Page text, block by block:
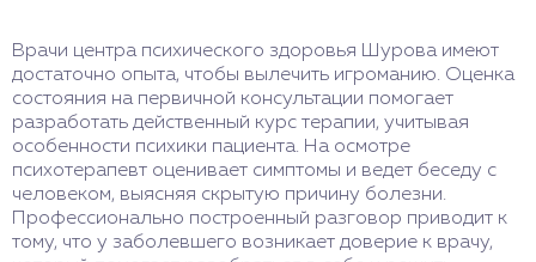
Врачи центра психического здоровья Шурова имеют
достаточно опыта, чтобы вылечить игроманию. Оценка
состояния на первичной консультации помогает
разработать действенный курс терапии, учитывая
особенности психики пациента. На осмотре
психотерапевт оценивает симптомы и ведет беседу с
человеком, выясняя скрытую причину болезни.
Профессионально построенный разговор приводит к
тому, что у заболевшего возникает доверие к врачу,